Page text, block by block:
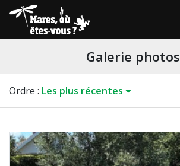
Galerie photos
Ordre : Les plus récentes